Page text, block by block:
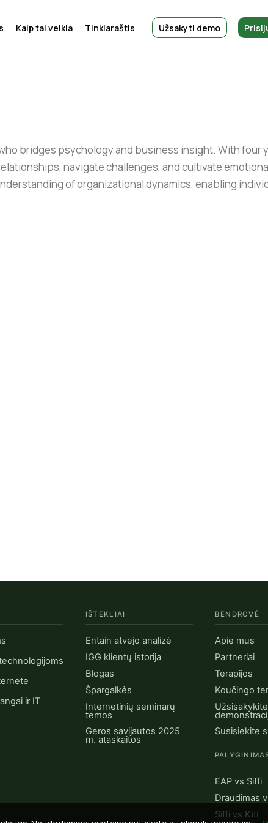
Kaip tai veikia Tinklaraštis Užsakyti demo
bridges psychology and business insight. With four
navigate challenges, and cultivate
of organizational dynamics, enabling
ir IT
IŠTEKLIAI
Entain atvejo analizė
IGG klientų istorija
Blogas
Špargalkės
Internetinių seminarų
temos
Geros savijautos 2025
m. ataskaitos
BENDROVĖ
Apie mus
Partneriai
Terapijos
Koučingo
Užsisakykite
Susisiekite
EAP vs Siffi
Draudimas
Siffi vs Kiti